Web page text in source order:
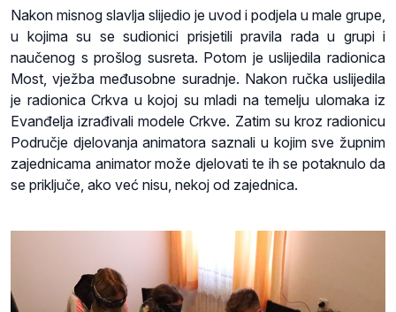
Nakon misnog slavlja slijedio je uvod i podjela u male grupe,
u kojima su se sudionici prisjetili pravila rada u grupi i
naučenog s prošlog susreta. Potom je uslijedila radionica
Most, vježba međusobne suradnje. Nakon ručka uslijedila
je radionica Crkva u kojoj su mladi na temelju ulomaka iz
Evanđelja izrađivali modele Crkve. Zatim su kroz radionicu
Područje djelovanja animatora saznali u kojim sve župnim
zajednicama animator može djelovati te ih se potaknulo da
se priključe, ako već nisu, nekoj od zajednica.